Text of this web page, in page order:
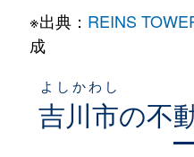
※出典： REINS
成
吉川市
よしかわし
の不